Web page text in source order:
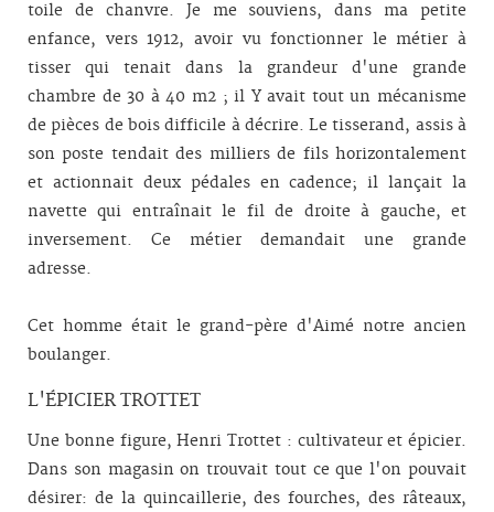
toile de chanvre. Je me souviens, dans ma petite
enfance, vers 1912, avoir vu fonctionner le métier à
tisser qui tenait dans la grandeur d'une grande
chambre de 30 à 40 m2 ; il Y avait tout un mécanisme
de pièces de bois difficile à décrire. Le tisserand, assis à
son poste tendait des milliers de fils horizontalement
et actionnait deux pédales en cadence; il lançait la
navette qui entraînait le fil de droite à gauche, et
inversement. Ce métier demandait une grande
adresse.
Cet homme était le grand-père d'Aimé notre ancien
boulanger.
L'ÉPICIER TROTTET
Une bonne figure, Henri Trottet : cultivateur et épicier.
Dans son magasin on trouvait tout ce que l'on pouvait
désirer: de la quincaillerie, des fourches, des râteaux,